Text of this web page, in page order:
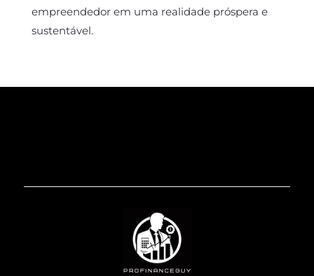
empreendedor em uma realidade próspera e
sustentável.